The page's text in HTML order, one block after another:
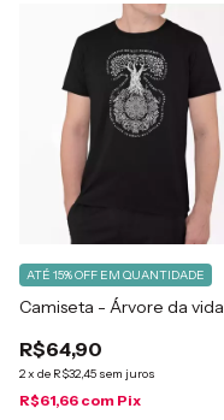
Camiseta - Árvore da vida
R$64,90
2x de R$32,45 sem juros
ATÉ 15% OFF EM QUANTIDADE
R$61,66 com Pix